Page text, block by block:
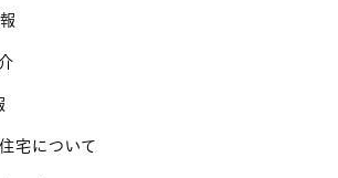
宅について